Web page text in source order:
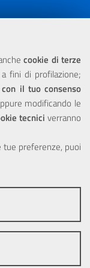
cookie di terze
fini di profilazione;
il tuo consenso
modificando le
tecnici verranno
preferenze, puoi
i tuoi dati e le tue
e profilazione, e
dell'Unione
Misura 6.05 -